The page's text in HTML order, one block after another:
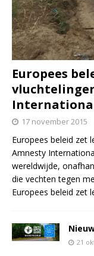
Europees
17 november 2015
Europees beleid zet
Amnesty
wereldwijde,
die vechten tegen
Europees beleid zet
21